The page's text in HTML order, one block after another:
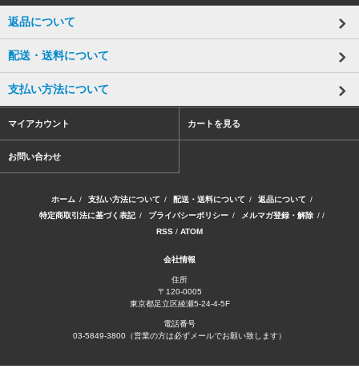
返品について
配送・送料について
支払い方法について
マイアカウント カートを見る
お問い合わせ
ホーム / 支払い方法について / 配送・送料について / 返品について /
特定商取引法に基づく表記 / プライバシーポリシー / メルマガ登録・解除 / /
RSS / ATOM
会社情報
住所
〒120-0005
東京都足立区綾瀬5-24-4-5F
電話番号
03-5849-3800（営業の方は必ずメールでお願い致します）